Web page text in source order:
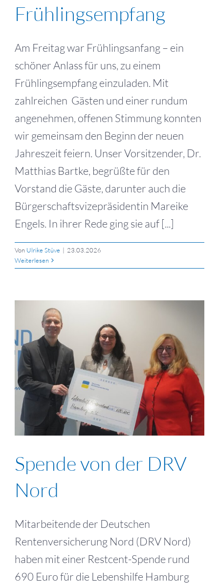
Frühlingsempfang
Am Freitag war Frühlingsanfang – ein
schöner Anlass für uns, zu einem
Frühlingsempfang einzuladen. Mit
zahlreichen Gästen und einer rundum
angenehmen, offenen Stimmung konnten
wir gemeinsam den Beginn der neuen
Jahreszeit feiern. Unser Vorsitzender, Dr.
Matthias Bartke, begrüßte für den
Vorstand die Gäste, darunter auch die
Bürgerschaftsvizepräsidentin Mareike
Engels. In ihrer Rede ging sie auf [...]
Von Ulrike Stüve | 23.03.2026
Weiterlesen
Spende von der DRV
Nord
Mitarbeitende der Deutschen
Rentenversicherung Nord (DRV Nord)
haben mit einer Restcent-Spende rund
690 Euro für die Lebenshilfe Hamburg